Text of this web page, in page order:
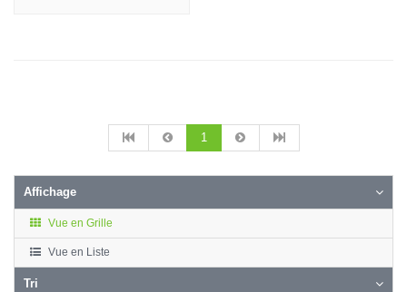
1
Affichage
Vue en Grille
Vue en Liste
Tri